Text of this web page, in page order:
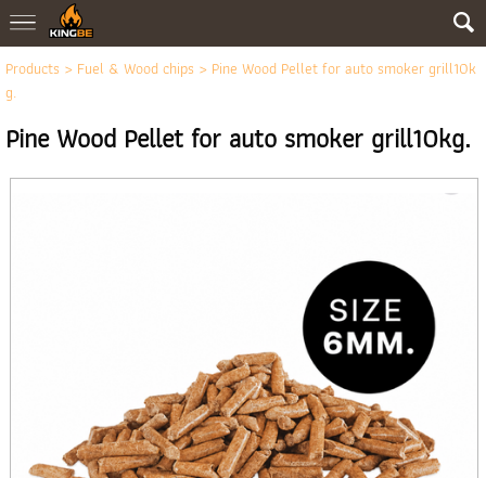
Products > Fuel & Wood chips > Pine Wood Pellet for auto smoker grill10k
g.
Pine Wood Pellet for auto smoker grill10kg.